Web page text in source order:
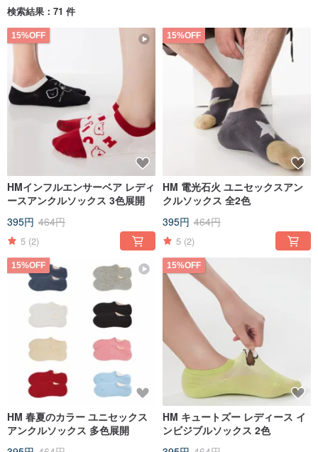
検索結果：71 件
15%OFF
HMインフルエンサーベア レディ
ースアンクルソックス 3色展開
395円 464円
5 (2)
15%OFF
HM 電光石火 ユニセックスアン
クルソックス 全2色
395円 464円
5 (2)
15%OFF
HM 春夏のカラー ユニセックス
アンクルソックス 多色展開
15%OFF
HM キュートズー レディース イ
ンビジブルソックス 2色